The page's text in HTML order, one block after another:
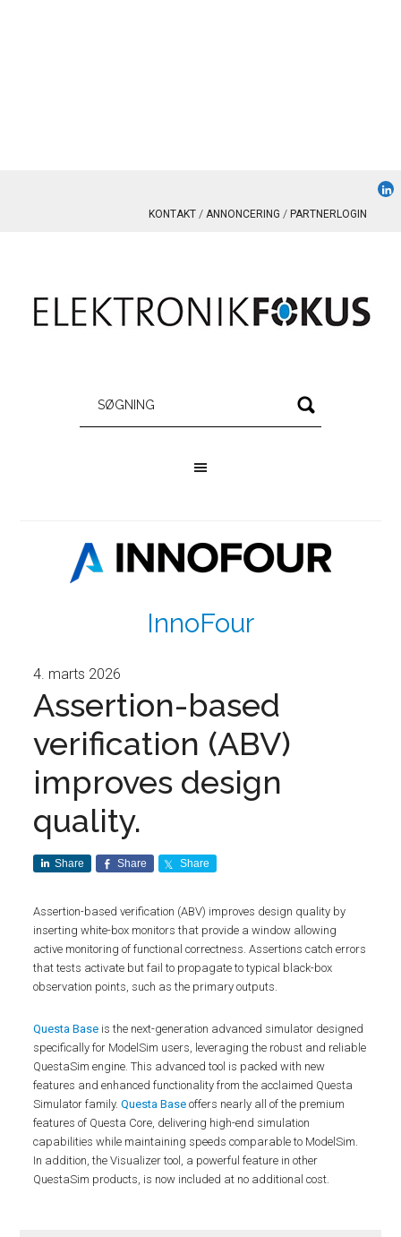
KONTAKT ANNONCERING PARTNERLOGIN
InnoFour
4. marts 2026
Assertion-based
verification (ABV)
improves design
quality.
Share Share Share
Assertion-based verification (ABV) improves design quality by
inserting white-box monitors that provide a window allowing
active monitoring of functional correctness. Assertions catch errors
that tests activate but fail to propagate to typical black-box
observation points, such as the primary outputs.
Questa Base is the next-generation advanced simulator designed
specifically for ModelSim users, leveraging the robust and reliable
QuestaSim engine. This advanced tool is packed with new
features and enhanced functionality from the acclaimed Questa
Simulator family.Questa Base offers nearly all of the premium
features of Questa Core, delivering high-end simulation
capabilities while maintaining speeds comparable to ModelSim.
In addition, the Visualizer tool, a powerful feature in other
QuestaSim products, is now included at no additional cost.